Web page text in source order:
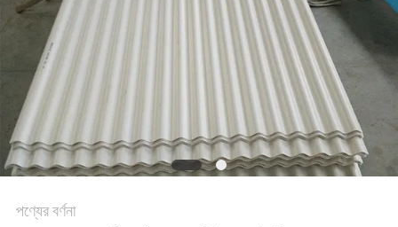
VR
সাইট
ম্যাপ
গোপনীয়তা
পণ্যের বর্ণনা